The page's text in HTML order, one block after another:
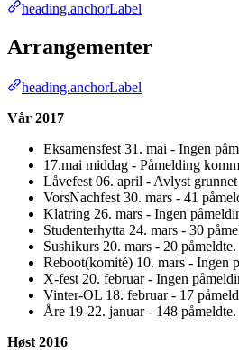
heading.anchorLabel
Arrangementer
heading.anchorLabel
Vår 2017
Eksamensfest 31. mai - Ingen
17.mai middag - Påmelding
Låvefest 06. april - Avlyst
VorsNachfest 30. mars - 41
Klatring 26. mars - Ingen
Studenterhytta 24. mars - 30
Sushikurs 20. mars - 20 påmeldte.
Reboot(komité) 10. mars - Ingen
X-fest 20. februar - Ingen
Vinter-OL 18. februar - 17
Åre 19-22. januar - 148 påmeldte.
Høst 2016